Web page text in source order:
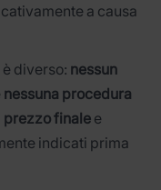
a causa
diverso: nessun
nessuna procedura
prezzo finale e
indicati prima